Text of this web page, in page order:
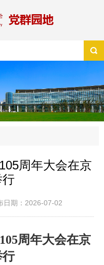
周年大会在京
行
日期：2026-07-02
105周年大会在京
行